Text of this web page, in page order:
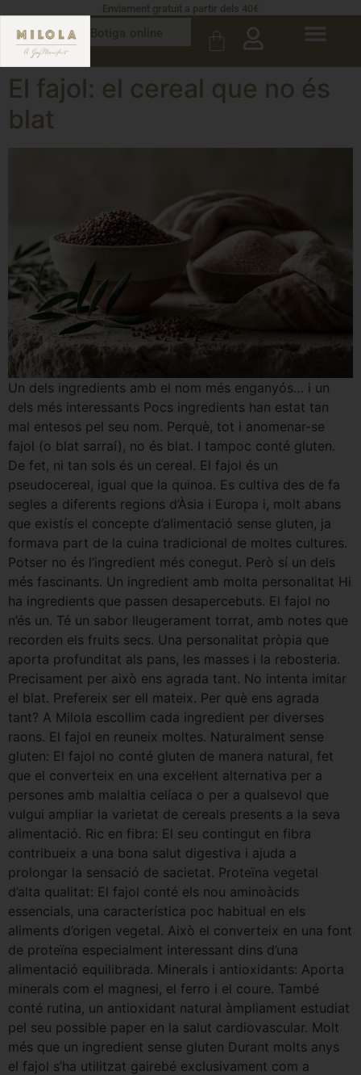
Enviament gratuït a partir dels 40€
El fajol: el cereal que no és
blat
Un dels ingredients amb el nom més enganyós… i un
dels més interessants Pocs ingredients han estat tan
mal entesos pel seu nom. Perquè, tot i anomenar-se
fajol (o blat sarraí), no és blat. I tampoc conté gluten.
De fet, ni tan sols és un cereal. El fajol és un
pseudocereal, igual que la quinoa. Es cultiva des de fa
segles a diferents regions d’Àsia i Europa i, molt abans
que existís el concepte d’alimentació sense gluten, ja
formava part de la cuina tradicional de moltes cultures.
Potser no és l’ingredient més conegut. Però sí un dels
més fascinants. Un ingredient amb molta personalitat Hi
ha ingredients que passen desapercebuts. El fajol no
n’és un. Té un sabor lleugerament torrat, amb notes que
recorden els fruits secs. Una personalitat pròpia que
aporta profunditat als pans, les masses i la rebosteria.
Precisament per això ens agrada tant. No intenta imitar
el blat. Prefereix ser ell mateix. Per què ens agrada
tant? A Milola escollim cada ingredient per diverses
raons. El fajol en reuneix moltes. Naturalment sense
gluten: El fajol no conté gluten de manera natural, fet
que el converteix en una excel·lent alternativa per a
persones amb malaltia celíaca o per a qualsevol que
vulgui ampliar la varietat de cereals presents a la seva
alimentació. Ric en fibra: El seu contingut en fibra
contribueix a una bona salut digestiva i ajuda a
prolongar la sensació de sacietat. Proteïna vegetal
d’alta qualitat: El fajol conté els nou aminoàcids
essencials, una característica poc habitual en els
aliments d’origen vegetal. Això el converteix en una font
de proteïna especialment interessant dins d’una
alimentació equilibrada. Minerals i antioxidants: Aporta
minerals com el magnesi, el ferro i el coure. També
conté rutina, un antioxidant natural àmpliament estudiat
pel seu possible paper en la salut cardiovascular. Molt
més que un ingredient sense gluten Durant molts anys
el fajol s’ha utilitzat gairebé exclusivament com a